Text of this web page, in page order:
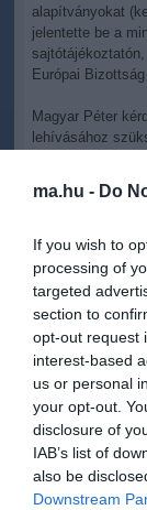
ma.hu - Do
If you wish to
processing of
targeted
section to
opt-out request
interest-based
us or personal
your opt-out.
disclosure of
IAB’s list of
also be
Downstream
alapítványokat
jelentette be a
Európai Bizottság
Magyar Péter
lehívásához
Elmondta, a
átmeneti időszak
kórházak
intézmény,
struktúra
A kormányfő
egyetemek,
Ezen kekvák
tulajdonos - tette
Figyelem! A cikkhez